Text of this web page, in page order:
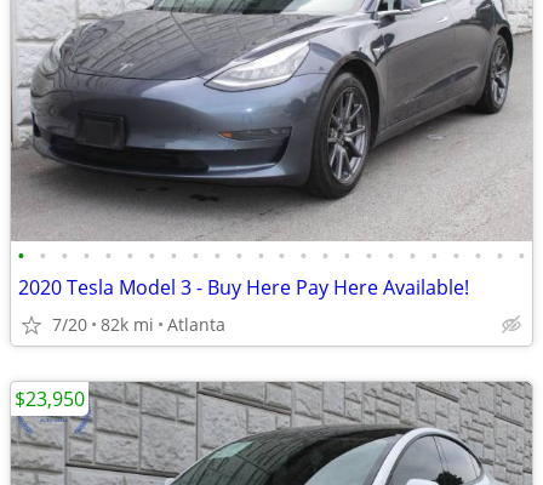
• • • • • • • • • • • • • • • • • • • • • • • •
2020 Tesla Model 3 - Buy Here Pay Here Available!
7/20 82k mi Atlanta
$23,950